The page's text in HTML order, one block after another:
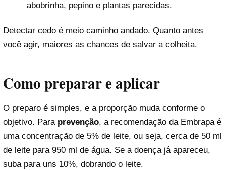
abobrinha, pepino e plantas parecidas.
Detectar cedo é meio caminho andado. Quanto antes
você agir, maiores as chances de salvar a colheita.
Como preparar e aplicar
O preparo é simples, e a proporção muda conforme o
objetivo. Para prevenção, a recomendação da Embrapa é
uma concentração de 5% de leite, ou seja, cerca de 50 ml
de leite para 950 ml de água. Se a doença já apareceu,
suba para uns 10%, dobrando o leite.